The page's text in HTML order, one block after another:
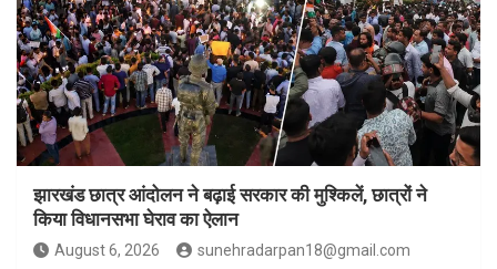
झारखंड छात्र आंदोलन ने बढ़ाई सरकार की मुश्किलें, छात्रों ने
किया विधानसभा घेराव का ऐलान
August 6, 2026 sunehradarpan18@gmail.com